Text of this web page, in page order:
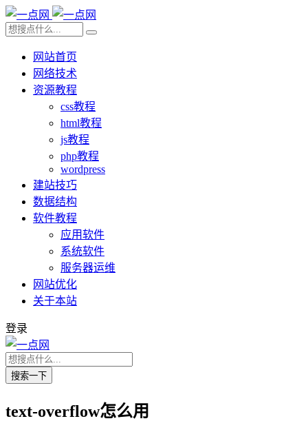
网站首页
网络技术
资源教程
css教程
html教程
js教程
php教程
wordpress
建站技巧
数据结构
软件教程
应用软件
系统软件
服务器运维
网站优化
关于本站
登录
搜索一下
text-overflow怎么用